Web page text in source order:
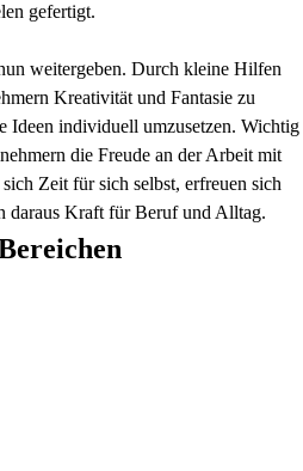
gefertigt.
weitergeben. Durch kleine Hilfen
Kreativität und Fantasie zu
Ideen individuell umzusetzen. Wichtig
die Freude an der Arbeit mit
Zeit für sich selbst, erfreuen sich
daraus Kraft für Beruf und Alltag.